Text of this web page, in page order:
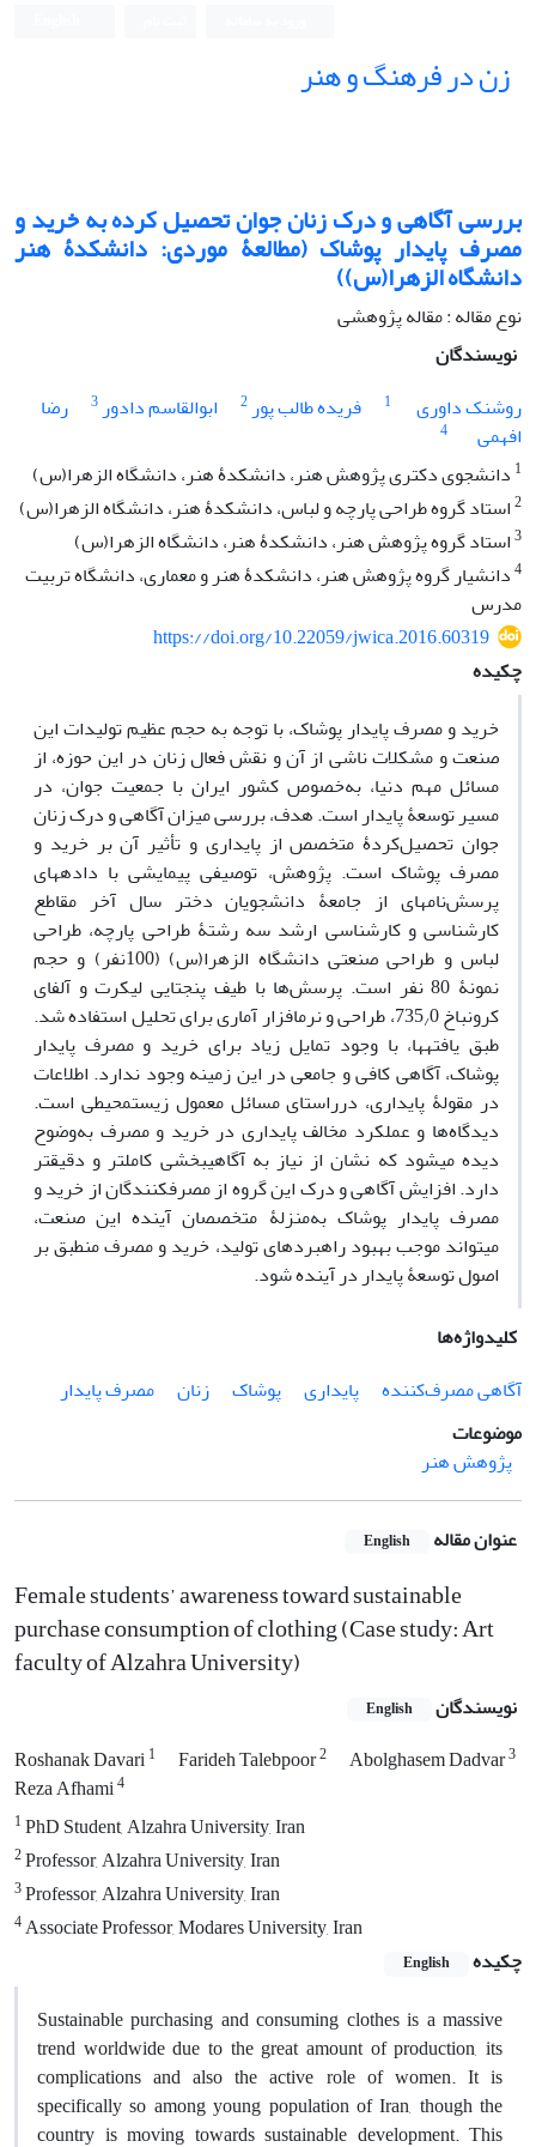
زن در فرهنگ و هنر
بررسی آگاهی و درک زنان جوان تحصیل کرده به خرید و
مصرف پایدار پوشاک (مطالعۀ موردی: دانشکدۀ هنر
دانشگاه الزهرا(س))
نوع مقاله : مقاله پژوهشی
نویسندگان
روشنک داوری
1 فریده طالب پور2 ابوالقاسم دادور3
رضا
افهمی
4
1 دانشجوی دکتری پژوهش هنر، دانشکدۀ هنر، دانشگاه الزهرا(س)
2استاد گروه طراحی پارچه و لباس، دانشکدۀ هنر، دانشگاه الزهرا(س)
3استاد گروه پژوهش هنر، دانشکدۀ هنر، دانشگاه الزهرا(س)
4دانشیار گروه پژوهش هنر، دانشکدۀ هنر و معماری، دانشگاه تربیت
‏مدرس
https://doi.org/10.22059/jwica.2016.60319
چکیده
خرید و مصرف پایدار پوشاک، با توجه به حجم عظیم تولیدات این
صنعت و مشکلات ناشی از آن و نقش فعال زنان در این حوزه، از
مسائل مهم دنیا، به‌خصوص کشور ایران با جمعیت جوان، در
مسیر توسعۀ پایدار است. هدف، بررسی میزان آگاهی و درک زنان
جوان تحصیل‌کردۀ متخصص از پایداری و تأثیر آن بر خرید و
مصرف پوشاک است. پژوهش، توصیفی پیمایشی با داده‏های
پرسش‌نامه‏ای از جامعۀ دانشجویان دختر سال آخر مقاطع
کارشناسی و کارشناسی ارشد سه رشتۀ طراحی پارچه، طراحی
لباس و طراحی صنعتی دانشگاه الزهرا(س) (100نفر) و حجم
نمونۀ 80 نفر است. پرسش‌ها با طیف پنج‏تایی لیکرت و آلفای
کرونباخ 735 /
0، طراحی و نرم‏افزار آماری برای تحلیل استفاده شد.
طبق یافته‏ها، با وجود تمایل زیاد برای خرید و مصرف پایدار
پوشاک، آگاهی کافی و جامعی در این زمینه وجود ندارد. اطلاعات
در مقولۀ پایداری، درراستای مسائل معمول زیست‏محیطی است.
دیدگاه‌ها و عملکرد مخالف پایداری در خرید و مصرف به‌وضوح
دیده می‏شود که نشان از نیاز به آگاهی‏بخشی کامل‏تر و دقیق‏تر
دارد. افزایش آگاهی و درک این گروه از مصرف‏کنندگان از خرید و
مصرف پایدار پوشاک به‌منزلۀ متخصصان آینده این صنعت،
می‏تواند موجب بهبود راهبردهای تولید، خرید و مصرف منطبق بر
اصول توسعۀ پایدار در آینده شود.
کلیدواژه‌ها
آگاهی مصرف‌کننده
پایداری پوشاک زنان
مصرف پایدار
موضوعات
پژوهش هنر
عنوان مقاله English
Female students’ awareness toward sustainable
purchase consumption of clothing (Case study: Art
faculty of Alzahra University)
نویسندگان English
Roshanak Davari1 Farideh Talebpoor2 Abolghasem Dadvar3
Reza Afhami4
1PhD Student, Alzahra University, Iran
2Professor, Alzahra University, Iran
3Professor, Alzahra University, Iran
4Associate Professor, Modares University, Iran
چکیده
English
Sustainable purchasing and consuming clothes is a massive
trend worldwide due to the great amount of production, its
complications and also the active role of women. It is
specifically so among young population of Iran, though the
country is moving towards sustainable development. This